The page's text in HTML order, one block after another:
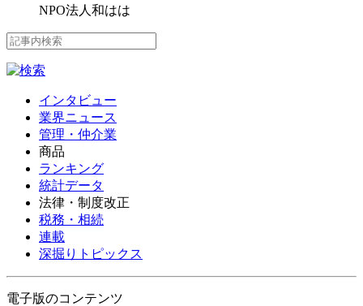
NPO法人和はは
インタビュー
業界ニュース
管理・仲介業
商品
ランキング
統計データ
法律・制度改正
税務・相続
連載
深掘りトピックス
電子版のコンテンツ